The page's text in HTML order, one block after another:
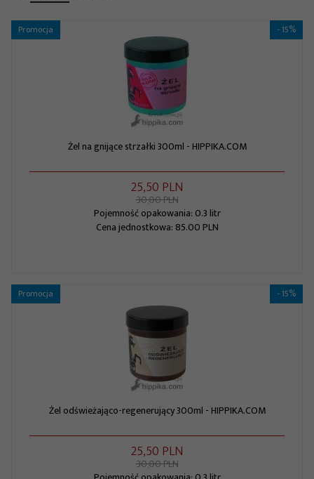
Promocja - 15%
Żel na gnijące strzałki 300ml - HIPPIKA.COM
25,50 PLN
30,00 PLN
Pojemność opakowania: 0.3 litr
Cena jednostkowa: 85.00 PLN
Promocja - 15%
Żel odświeżająco-regenerujący 300ml - HIPPIKA.COM
25,50 PLN
30,00 PLN